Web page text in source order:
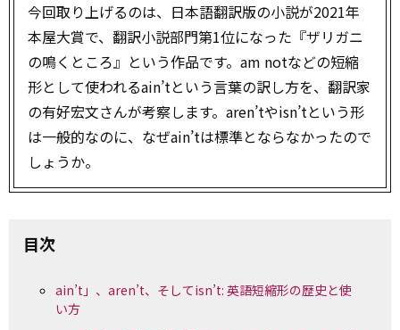
今回取り上げるのは、日本語翻訳版の小説が2021年
本屋大賞で、翻訳小説部門第1位になった『ザリガニ
の鳴くところ』という作品です。am notなどの短縮
形として使われるain’tという言葉の訳し方を、翻訳家
の有好宏文さんが考察します。aren’tやisn’tという形
は一般的なのに、なぜain’tは標準とならなかったので
しょうか。
目次
ain’t」、aren’t、そしてisn’t: 英語短縮形の歴史と使
い方